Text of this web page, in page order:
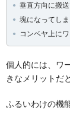
垂直方向に搬
塊になってし
コンベヤ上に
個人的には、ワ
きなメリットだ
ふるいわけの機